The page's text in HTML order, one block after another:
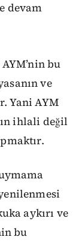
devam
bu
ve
Yani AYM
ihlali değil
aykırı ve
bu